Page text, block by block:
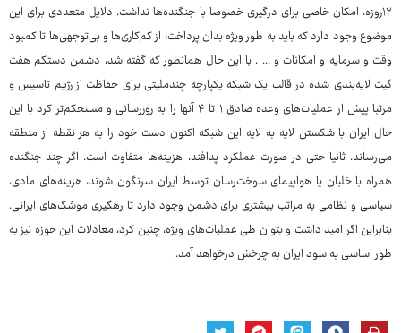
۱۲روزه، امکان خاصی برای درگیری خصوصا با جنگنده‌ها نداشت. دلایل متعددی برای این
موضوع وجود دارد که باید به طور ویژه بدان پرداخت؛ از کم‌کاری‌ها و بی‌توجهی‌ها تا کمبود
وقت و سرمایه و امکانات و ... . با این حال همانطور که گفته شد، دشمن دستکم هفت
گیت لایه‌بندی شده در قالب یک شبکه یکپارچه چندملیتی برای حفاظت از رژیم تاسیس و
مرتبا پیش از عملیات‌های وعده صادق ۱ تا ۴ آنها را به روزرسانی و مستحکم‌تر کرد با این
حال ایران با شکستن لایه به لایه این شبکه اکنون دست خود را به هر نقطه از منطقه
می‌رساند. ثانیا حتی در صورت عملکرد پدافند، هزینه‌ها متفاوت است. اگر چند جنگنده
همراه با خلبان یا هواپیمای سوخت‌رسان توسط ایران سرنگون شوند، هزینه‌های مادی،
سیاسی و نظامی به مراتب بیشتری برای دشمن وجود دارد تا رهگیری موشک‌های ایرانی.
بنابراین اگر امید داشت و بتوان طی عملیات‌های ویژه، چنین کرد، معادلات این حوزه نیز به
طور اساسی به سود ایران به چرخش درخواهد آمد.